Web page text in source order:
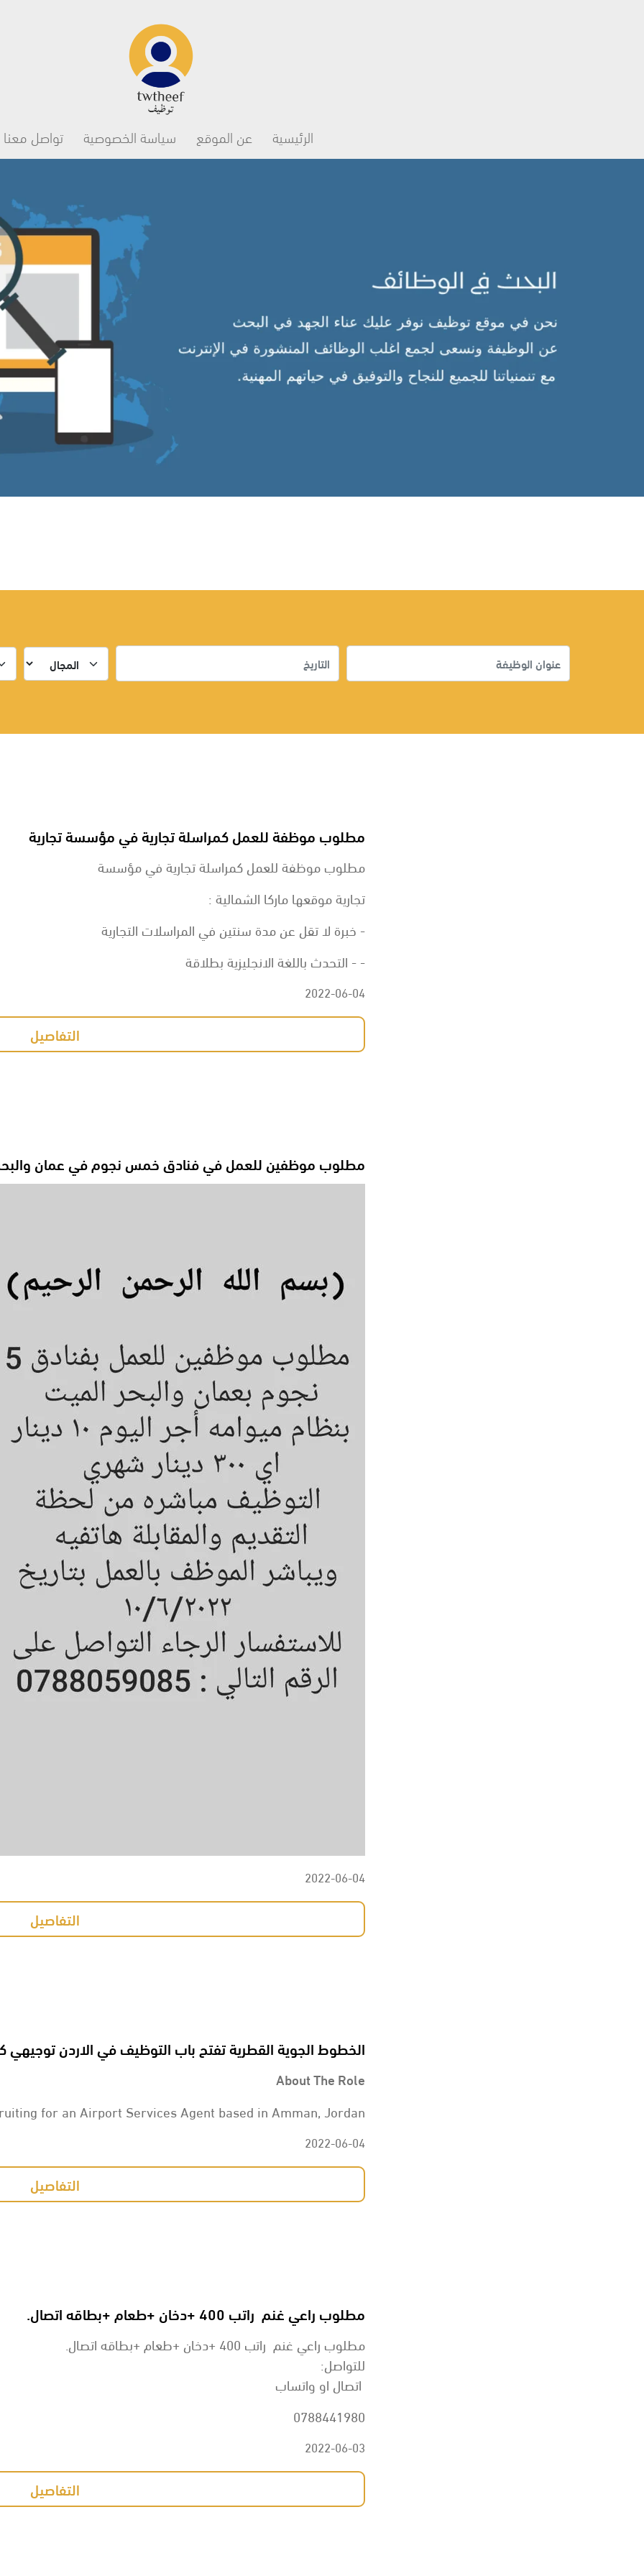
Main navigation
الرئيسية عن الموقع سياسة الخصوصية تواصل معنا
مطلوب موظفة للعمل كمراسلة تجارية في مؤسسة تجارية
مطلوب موظفة للعمل كمراسلة تجارية في مؤسسة
تجارية موقعها ماركا الشمالية :
- خبرة لا تقل عن مدة سنتين في المراسلات التجارية
- - التحدث باللغة الانجليزية بطلاقة
2022-06-04
التفاصيل
مطلوب موظفين للعمل في فنادق خمس نجوم في عمان
2022-06-04
التفاصيل
الخطوط الجوية القطرية تفتح باب التوظيف في الاردن توجيهي
About The Role
for an Airport Services Agent based in Amman, Jordan.
2022-06-04
التفاصيل
مطلوب راعي غنم راتب 400 +دخان +طعام +بطاقه اتصال.
مطلوب راعي غنم راتب 400 +دخان +طعام +بطاقه اتصال.
للتواصل:
اتصال او واتساب
0788441980
2022-06-03
التفاصيل